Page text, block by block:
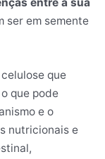
entre a sua
ser em semente
que
que pode
e o
nutricionais e